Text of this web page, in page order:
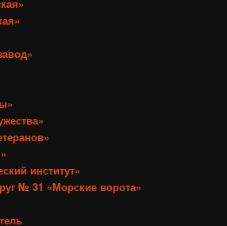
институт»
№ 31 «Морские ворота»